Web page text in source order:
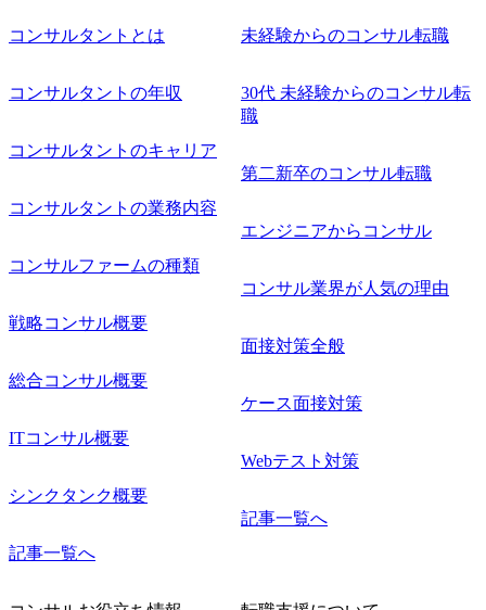
コンサルタントとは
コンサルタントの年収
コンサルタントのキャリア
コンサルタントの業務内容
コンサルファームの種類
戦略コンサル概要
総合コンサル概要
ITコンサル概要
シンクタンク概要
記事一覧へ
未経験からのコンサル転職
30代 未経験からのコンサル転
職
第二新卒のコンサル転職
エンジニアからコンサル
コンサル業界が人気の理由
面接対策全般
ケース面接対策
Webテスト対策
記事一覧へ